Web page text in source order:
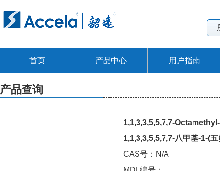
首页 产品中心 用户指南
产品查询
1,1,3,3,5,5,7,7-
1,1,3,3,5,5,7,7-八甲基-1-(
CAS号：N/A